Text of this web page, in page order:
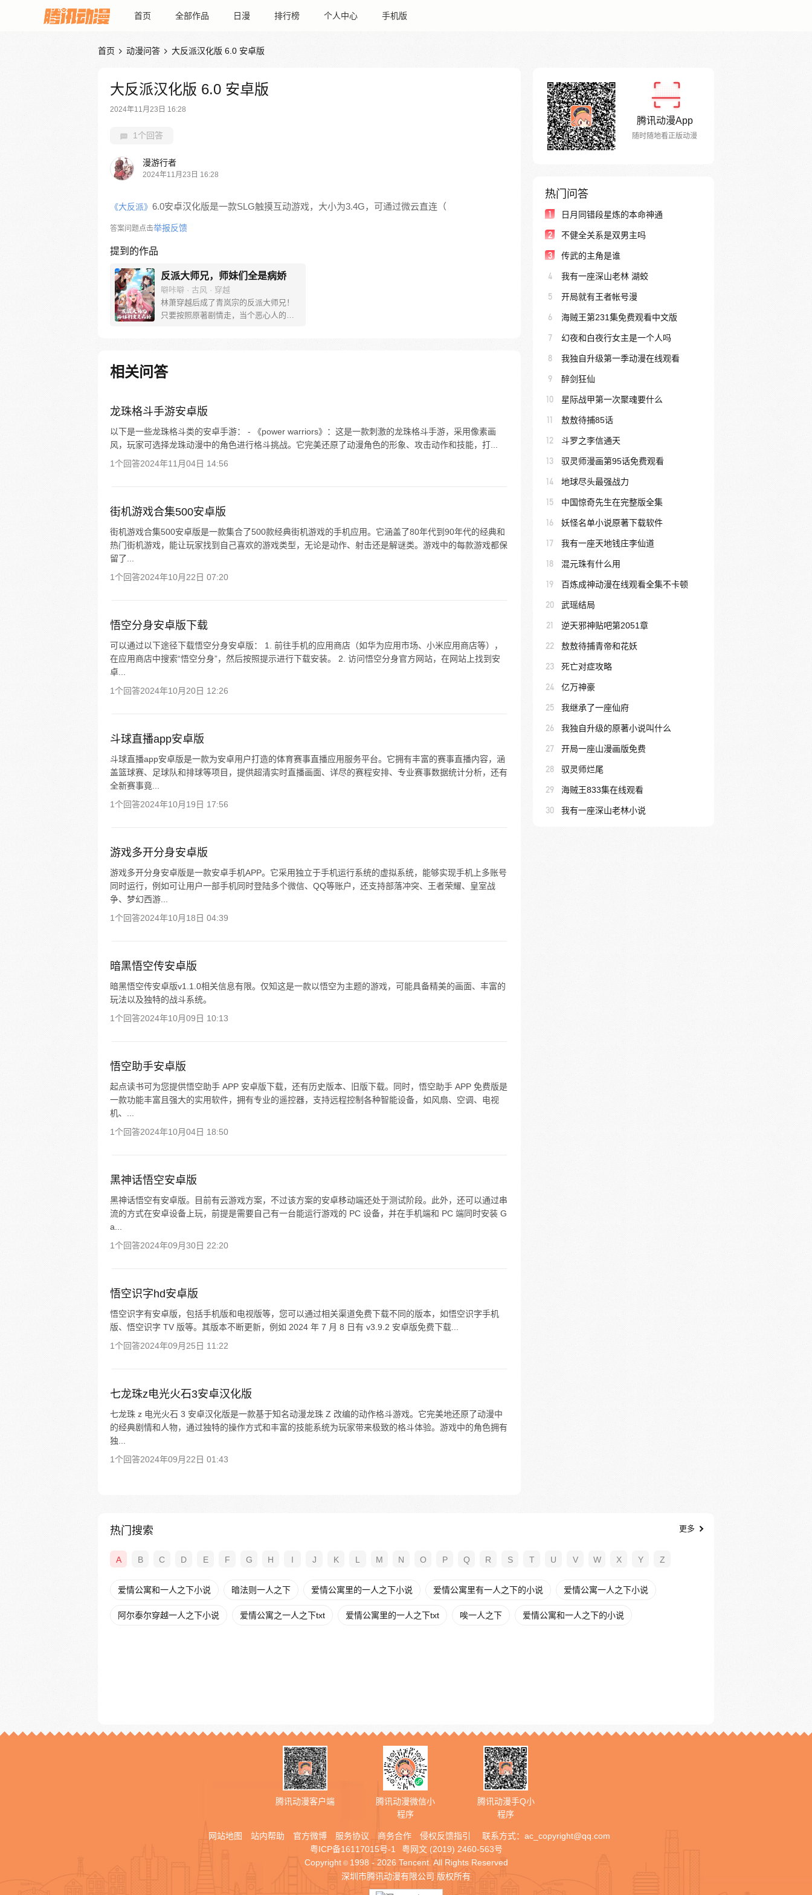
首页 全部作品 日漫 排行榜 个人中心 手机版
首页  动漫问答  大反派汉化版 6.0 安卓版
大反派汉化版 6.0 安卓版
2024年11月23日 16:28
1个回答
漫游行者
2024年11月23日 16:28
《大反派》 6.0安卓汉化版是一款SLG触摸互动游戏，大小为3.4G，可通过微云直连（
答案问题点击举报反馈
提到的作品
反派大师兄，师妹们全是病娇
噼咔噼 · 古风 · 穿越
林萧穿越后成了青岚宗的反派大师兄！
只要按照原著剧情走，当个恶心人的反
履行反派职责。终于熬到男主叶辰拜入
师门这天！林萧兴奋不已，准备毒害男
住，被男主飞龙骑脸！没想到……
相关问答
龙珠格斗手游安卓版
以下是一些龙珠格斗类的安卓手游： - 《power warriors》：这是一款刺激的龙珠格斗手游，采用像素画
风，玩家可选择龙珠动漫中的角色进行格斗挑战。它完美还原了动漫角色的形象、攻击动作和技能，打...
1个回答2024年11月04日 14:56
街机游戏合集500安卓版
街机游戏合集500安卓版是一款集合了500款经典街机游戏的手机应用。它涵盖了80年代到90年代的经典和
热门街机游戏，能让玩家找到自己喜欢的游戏类型，无论是动作、射击还是解谜类。游戏中的每款游戏都保
留了...
1个回答2024年10月22日 07:20
悟空分身安卓版下载
可以通过以下途径下载悟空分身安卓版： 1. 前往手机的应用商店（如华为应用市场、小米应用商店等），
在应用商店中搜索“悟空分身”，然后按照提示进行下载安装。 2. 访问悟空分身官方网站，在网站上找到安
卓...
1个回答2024年10月20日 12:26
斗球直播app安卓版
斗球直播app安卓版是一款为安卓用户打造的体育赛事直播应用服务平台。它拥有丰富的赛事直播内容，涵
盖篮球赛、足球队和排球等项目，提供超清实时直播画面、详尽的赛程安排、专业赛事数据统计分析，还有
全新赛事竟...
1个回答2024年10月19日 17:56
游戏多开分身安卓版
游戏多开分身安卓版是一款安卓手机APP。它采用独立于手机运行系统的虚拟系统，能够实现手机上多账号
同时运行，例如可让用户一部手机同时登陆多个微信、QQ等账户，还支持部落冲突、王者荣耀、皇室战
争、梦幻西游...
1个回答2024年10月18日 04:39
暗黑悟空传安卓版
暗黑悟空传安卓版v1.1.0相关信息有限。仅知这是一款以悟空为主题的游戏，可能具备精美的画面、丰富的
玩法以及独特的战斗系统。
1个回答2024年10月09日 10:13
悟空助手安卓版
起点读书可为您提供悟空助手 APP 安卓版下载，还有历史版本、旧版下载。同时，悟空助手 APP 免费版是
一款功能丰富且强大的实用软件，拥有专业的遥控器，支持远程控制各种智能设备，如风扇、空调、电视
机、...
1个回答2024年10月04日 18:50
黑神话悟空安卓版
黑神话悟空有安卓版。目前有云游戏方案，不过该方案的安卓移动端还处于测试阶段。此外，还可以通过串
流的方式在安卓设备上玩，前提是需要自己有一台能运行游戏的 PC 设备，并在手机端和 PC 端同时安装 G
a...
1个回答2024年09月30日 22:20
悟空识字hd安卓版
悟空识字有安卓版，包括手机版和电视版等，您可以通过相关渠道免费下载不同的版本，如悟空识字手机
版、悟空识字 TV 版等。其版本不断更新，例如 2024 年 7 月 8 日有 v3.9.2 安卓版免费下载...
1个回答2024年09月25日 11:22
七龙珠z电光火石3安卓汉化版
七龙珠 z 电光火石 3 安卓汉化版是一款基于知名动漫龙珠 Z 改编的动作格斗游戏。它完美地还原了动漫中
的经典剧情和人物，通过独特的操作方式和丰富的技能系统为玩家带来极致的格斗体验。游戏中的角色拥有
独...
1个回答2024年09月22日 01:43
腾讯动漫App
随时随地看正版动漫
热门问答
1 日月同错段星炼的本命神通
2 不健全关系是双男主吗
3 传武的主角是谁
4 我有一座深山老林 湖蛟
5 开局就有王者帐号漫
6 海贼王第231集免费观看中文版
7 幻夜和白夜行女主是一个人吗
8 我独自升级第一季动漫在线观看
9 醉剑狂仙
10 星际战甲第一次聚魂要什么
11 敖敖待捕85话
12 斗罗之李信通天
13 驭灵师漫画第95话免费观看
14 地球尽头最强战力
15 中国惊奇先生在完整版全集
16 妖怪名单小说原著下载软件
17 我有一座天地钱庄李仙道
18 混元珠有什么用
19 百炼成神动漫在线观看全集不卡顿
20 武瑶结局
21 逆天邪神贴吧第2051章
22 敖敖待捕青帝和花妖
23 死亡对症攻略
24 亿万神豪
25 我继承了一座仙府
26 我独自升级的原著小说叫什么
27 开局一座山漫画版免费
28 驭灵师烂尾
29 海贼王833集在线观看
30 我有一座深山老林小说
热门搜索 更多
A B C D E F G H I J K L M N O P Q R S T U V W X Y Z
爱情公寓和一人之下小说 暗法则一人之下 爱情公寓里的一人之下小说 爱情公寓里有一人之下的小说 爱情公寓一人之下小说
阿尔泰尔穿越一人之下小说 爱情公寓之一人之下txt 爱情公寓里的一人之下txt 唉一人之下 爱情公寓和一人之下的小说
腾讯动漫客户端
腾讯动漫微信小
程序
腾讯动漫手Q小
程序
网站地图 站内帮助 官方微博 服务协议 商务合作 侵权反馈指引 联系方式： ac_copyright@qq.com
粤ICP备16117015号-1
粤网文 (2019) 2460-563号
Copyright © 1998 - 2026 Tencent. All Rights Reserved
深圳市腾讯动漫有限公司 版权所有